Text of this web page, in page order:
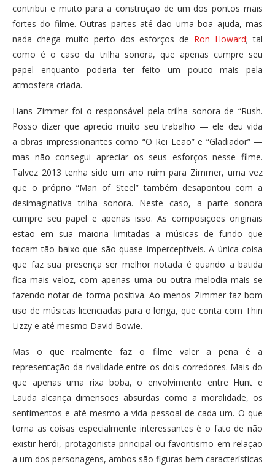
contribui e muito para a construção de um dos pontos mais
fortes do filme. Outras partes até dão uma boa ajuda, mas
nada chega muito perto dos esforços de Ron Howard; tal
como é o caso da trilha sonora, que apenas cumpre seu
papel enquanto poderia ter feito um pouco mais pela
atmosfera criada.
Hans Zimmer foi o responsável pela trilha sonora de “Rush.
Posso dizer que aprecio muito seu trabalho — ele deu vida
a obras impressionantes como “O Rei Leão” e “Gladiador” —
mas não consegui apreciar os seus esforços nesse filme.
Talvez 2013 tenha sido um ano ruim para Zimmer, uma vez
que o próprio “Man of Steel” também desapontou com a
desimaginativa trilha sonora. Neste caso, a parte sonora
cumpre seu papel e apenas isso. As composições originais
estão em sua maioria limitadas a músicas de fundo que
tocam tão baixo que são quase imperceptíveis. A única coisa
que faz sua presença ser melhor notada é quando a batida
fica mais veloz, com apenas uma ou outra melodia mais se
fazendo notar de forma positiva. Ao menos Zimmer faz bom
uso de músicas licenciadas para o longa, que conta com Thin
Lizzy e até mesmo David Bowie.
Mas o que realmente faz o filme valer a pena é a
representação da rivalidade entre os dois corredores. Mais do
que apenas uma rixa boba, o envolvimento entre Hunt e
Lauda alcança dimensões absurdas como a moralidade, os
sentimentos e até mesmo a vida pessoal de cada um. O que
torna as coisas especialmente interessantes é o fato de não
existir herói, protagonista principal ou favoritismo em relação
a um dos personagens, ambos são figuras bem características